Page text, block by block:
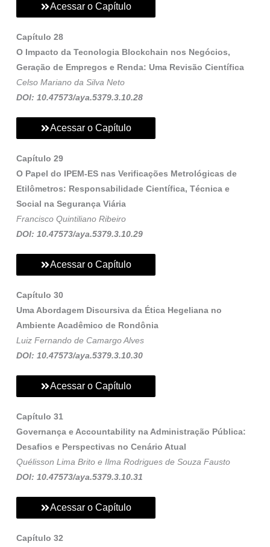
Acessar o Capítulo
Capítulo 28
O Impacto da Tecnologia Blockchain nos Negócios,
Geração de Empregos e Renda: Uma Revisão Científica
Celso Mariano da Silva Neto
DOI: 10.47573/aya.5379.3.10.28
Acessar o Capítulo
Capítulo 29
O Papel do IPEM‑ES nas Verificações Metrológicas de
Etilômetros: Responsabilidade Científica, Técnica e
Social na Segurança Viária
Francisco Quintiliano Ribeiro
DOI: 10.47573/aya.5379.3.10.29
Acessar o Capítulo
Capítulo 30
Uma Abordagem Discursiva da Ética Hegeliana no
Ambiente Acadêmico de Rondônia
Luiz Fernando de Camargo Alves
DOI: 10.47573/aya.5379.3.10.30
Acessar o Capítulo
Capítulo 31
Governança e Accountability na Administração Pública:
Desafios e Perspectivas no Cenário Atual
Quélisson Lima Brito e Ilma Rodrigues de Souza Fausto
DOI: 10.47573/aya.5379.3.10.31
Acessar o Capítulo
Capítulo 32